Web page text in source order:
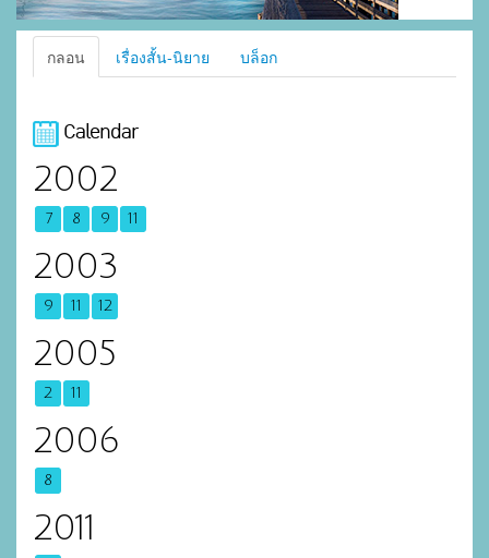
กลอน เรื่องสั้น-นิยาย บล็อก
Calendar
2002
7 8 9 11
2003
9 11 12
2005
2 11
2006
8
2011